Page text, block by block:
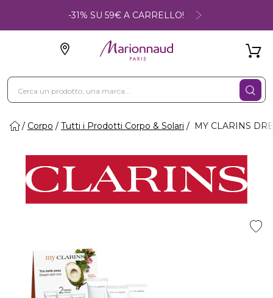
-31% SU 59€ A CARRELLO!
Corpo Tutti i Prodotti Corpo & Solari MY CLARINS